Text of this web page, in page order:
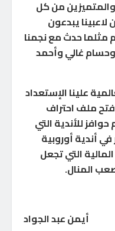
من كل
لاعبينا يبدعون
مثلما حدث مع نجمنا
غالي وأحمد
علينا الإستعداد
فتح ملف احتراف
للأندية التي
أندية أوروبية
التي تجعل
المنال.
أيمن عبد الجواد